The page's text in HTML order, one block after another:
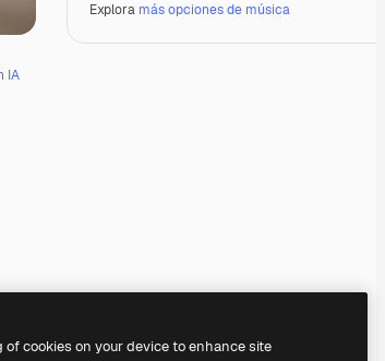
IA
Explora más opciones de música
cookies on your device to enhance site